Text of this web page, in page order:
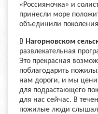
«Россияночка» и
принесли море
объединили
В Нагорновском
развлекательная
Это прекрасная
поблагодарить
нам дороги, и мы
для подрастающего
для нас сейчас. В
пожилые люди